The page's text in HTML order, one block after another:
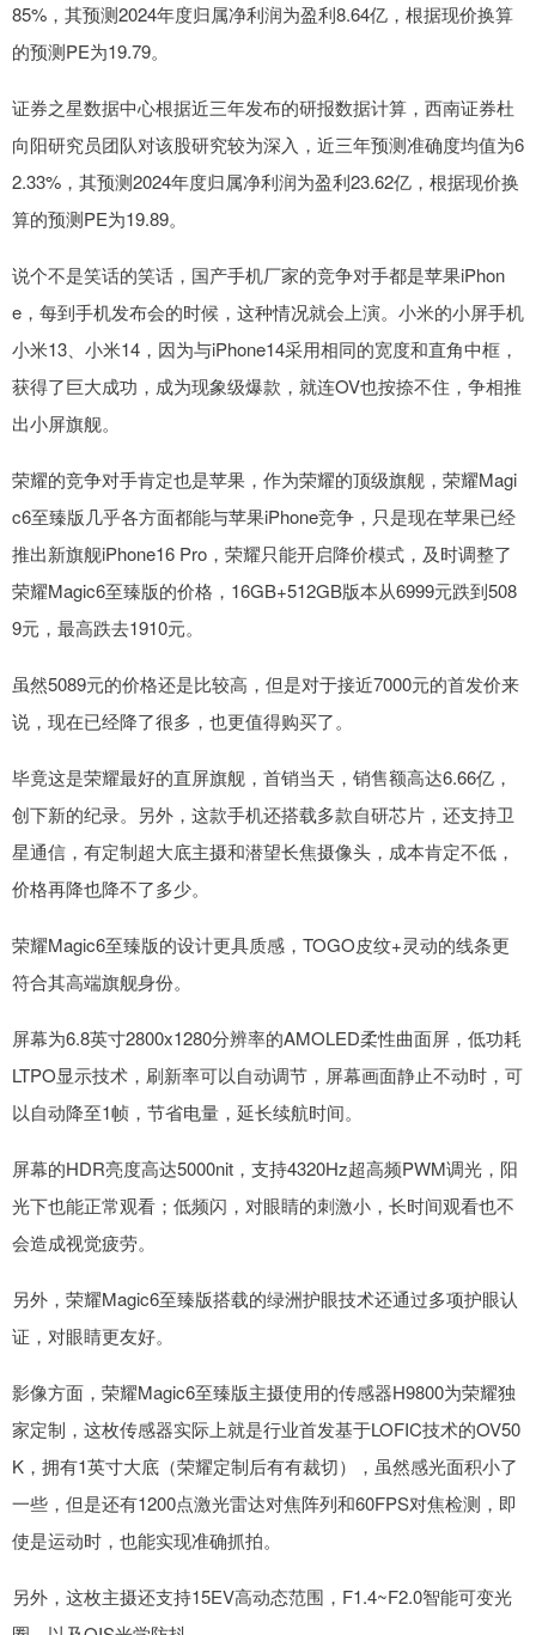
85%，其预测2024年度归属净利润为盈利8.64亿，根据现价换算
的预测PE为19.79。
证券之星数据中心根据近三年发布的研报数据计算，西南证券杜
向阳研究员团队对该股研究较为深入，近三年预测准确度均值为6
2.33%，其预测2024年度归属净利润为盈利23.62亿，根据现价换
算的预测PE为19.89。
说个不是笑话的笑话，国产手机厂家的竞争对手都是苹果iPhon
e，每到手机发布会的时候，这种情况就会上演。小米的小屏手机
小米13、小米14，因为与iPhone14采用相同的宽度和直角中框，
获得了巨大成功，成为现象级爆款，就连OV也按捺不住，争相推
出小屏旗舰。
荣耀的竞争对手肯定也是苹果，作为荣耀的顶级旗舰，荣耀Magi
c6至臻版几乎各方面都能与苹果iPhone竞争，只是现在苹果已经
推出新旗舰iPhone16 Pro，荣耀只能开启降价模式，及时调整了
荣耀Magic6至臻版的价格，16GB+512GB版本从6999元跌到508
9元，最高跌去1910元。
虽然5089元的价格还是比较高，但是对于接近7000元的首发价来
说，现在已经降了很多，也更值得购买了。
毕竟这是荣耀最好的直屏旗舰，首销当天，销售额高达6.66亿，
创下新的纪录。另外，这款手机还搭载多款自研芯片，还支持卫
星通信，有定制超大底主摄和潜望长焦摄像头，成本肯定不低，
价格再降也降不了多少。
荣耀Magic6至臻版的设计更具质感，TOGO皮纹+灵动的线条更
符合其高端旗舰身份。
屏幕为6.8英寸2800x1280分辨率的AMOLED柔性曲面屏，低功耗
LTPO显示技术，刷新率可以自动调节，屏幕画面静止不动时，可
以自动降至1帧，节省电量，延长续航时间。
屏幕的HDR亮度高达5000nit，支持4320Hz超高频PWM调光，阳
光下也能正常观看；低频闪，对眼睛的刺激小，长时间观看也不
会造成视觉疲劳。
另外，荣耀Magic6至臻版搭载的绿洲护眼技术还通过多项护眼认
证，对眼睛更友好。
影像方面，荣耀Magic6至臻版主摄使用的传感器H9800为荣耀独
家定制，这枚传感器实际上就是行业首发基于LOFIC技术的OV50
K，拥有1英寸大底（荣耀定制后有有裁切），虽然感光面积小了
一些，但是还有1200点激光雷达对焦阵列和60FPS对焦检测，即
使是运动时，也能实现准确抓拍。
另外，这枚主摄还支持15EV高动态范围，F1.4~F2.0智能可变光